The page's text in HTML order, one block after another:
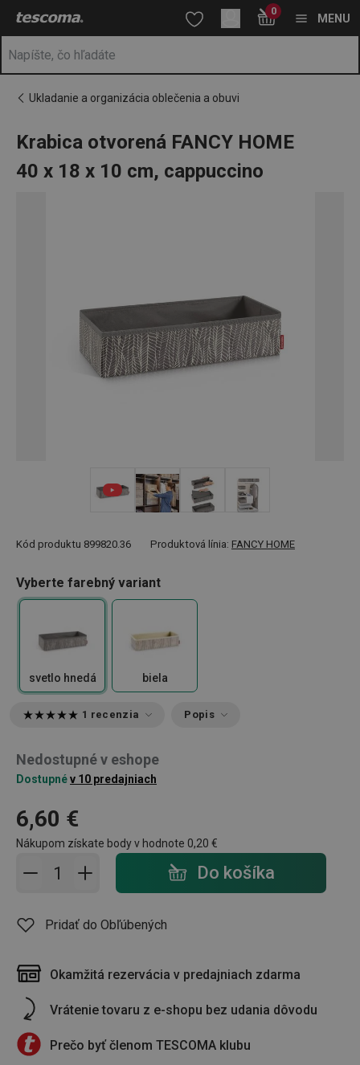
Nachádzate sa na stránke Krabica otvorená FANCY HOME 40 x
Prejsť na hlavný obsah
Prejsť na vyhľadávanie
Prejsť na navigáciu 0
MENU
Ukladanie a organizácia oblečenia a obuvi
Krabica otvorená FANCY HOME
40 x 18 x 10 cm, cappuccino
Kód produktu 899820.36 Produktová línia: FANCY HOME
Vyberte farebný variant
svetlo hnedá biela
1 recenzia Popis
Nedostupné v eshope
Dostupnév 10 predajniach
6,60 €
Nákupom získate body v hodnote 0,20 €
Pridať do košíka - počet Do košíka
Pridať do Obľúbených
Okamžitá rezervácia v predajniach zdarma
Vrátenie tovaru z e-shopu bez udania dôvodu
Prečo byť členom TESCOMA klubu